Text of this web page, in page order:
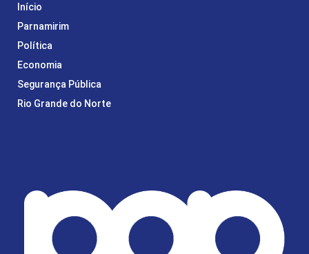
Início
Parnamirim
Política
Economia
Segurança Pública
Rio Grande do Norte